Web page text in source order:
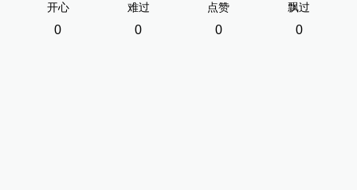
开心
0
难过
0
点赞
0
飘过
0